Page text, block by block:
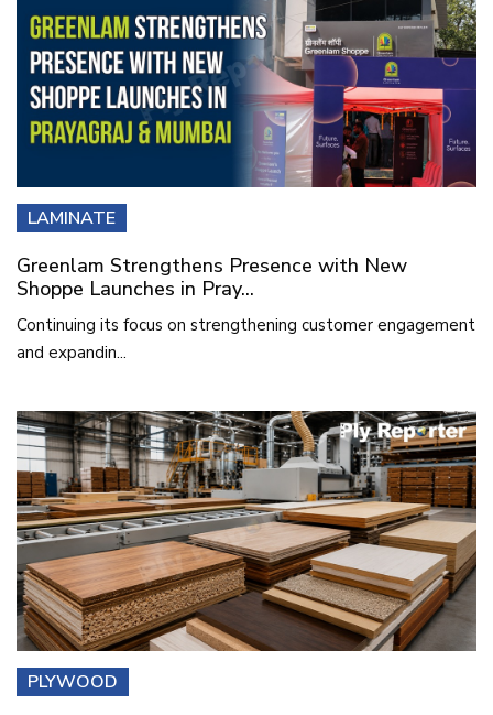
LAMINATE
Greenlam Strengthens Presence with New
Shoppe Launches in Pray...
Continuing its focus on strengthening customer engagement
and expandin...
PLYWOOD